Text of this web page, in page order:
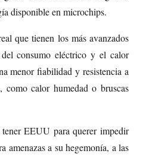
disponible en microchips.
que tienen los más avanzados
consumo eléctrico y el calor
menor fiabilidad y resistencia a
como calor humedad o bruscas
EEUU para querer impedir
amenazas a su hegemonía, a las